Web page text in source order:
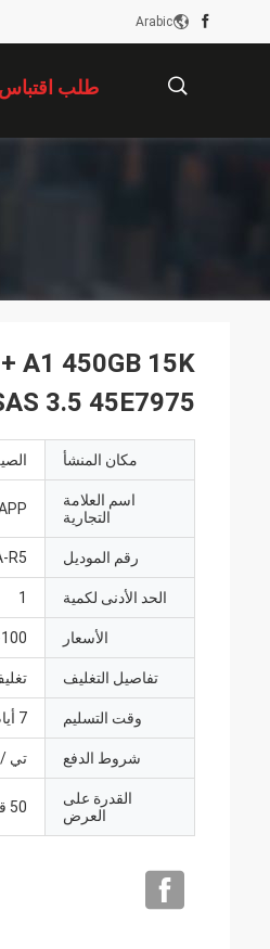
Arabic
طلب اقتباس
A1 450GB 15K
3.5 45E7975
مكان المنشأ
اسم العلامة
التجارية
رقم الموديل R5
الحد الأدنى لكمية 1
الأسعار
تفاصيل التغليف
وقت التسليم 7 أيام عمل
شروط الدفع تي
القدرة على
العرض
50 قطعة أسبوع